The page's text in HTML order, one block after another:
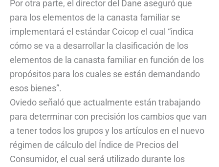
Por otra parte, el director del Dane aseguró que
para los elementos de la canasta familiar se
implementará el estándar Coicop el cual “indica
cómo se va a desarrollar la clasificación de los
elementos de la canasta familiar en función de los
propósitos para los cuales se están demandando
esos bienes”.
Oviedo señaló que actualmente están trabajando
para determinar con precisión los cambios que van
a tener todos los grupos y los artículos en el nuevo
régimen de cálculo del Índice de Precios del
Consumidor, el cual será utilizado durante los